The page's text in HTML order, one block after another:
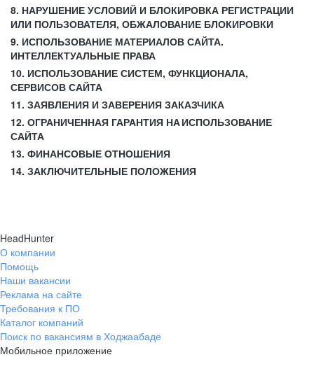
8. НАРУШЕНИЕ УСЛОВИЙ И БЛОКИРОВКА РЕГИСТРАЦИИ
ИЛИ ПОЛЬЗОВАТЕЛЯ, ОБЖАЛОВАНИЕ БЛОКИРОВКИ
9. ИСПОЛЬЗОВАНИЕ МАТЕРИАЛОВ САЙТА.
ИНТЕЛЛЕКТУАЛЬНЫЕ ПРАВА
10. ИСПОЛЬЗОВАНИЕ СИСТЕМ, ФУНКЦИОНАЛА,
СЕРВИСОВ САЙТА
11. ЗАЯВЛЕНИЯ И ЗАВЕРЕНИЯ ЗАКАЗЧИКА
12. ОГРАНИЧЕННАЯ ГАРАНТИЯ НА ИСПОЛЬЗОВАНИЕ
САЙТА
13. ФИНАНСОВЫЕ ОТНОШЕНИЯ
14. ЗАКЛЮЧИТЕЛЬНЫЕ ПОЛОЖЕНИЯ
HeadHunter
О компании
Помощь
Наши вакансии
Реклама на сайте
Требования к ПО
Каталог компаний
Поиск по вакансиям в Ходжаабаде
Мобильное приложение